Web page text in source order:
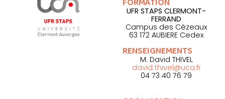
UFR STAPS CLERMONT-
FERRAND
Campus des Cézeaux
63 172 AUBIERE Cedex
RENSEIGNEMENTS
M. David THIVEL
david.thivel@uca.fr
04 73 40 76 79